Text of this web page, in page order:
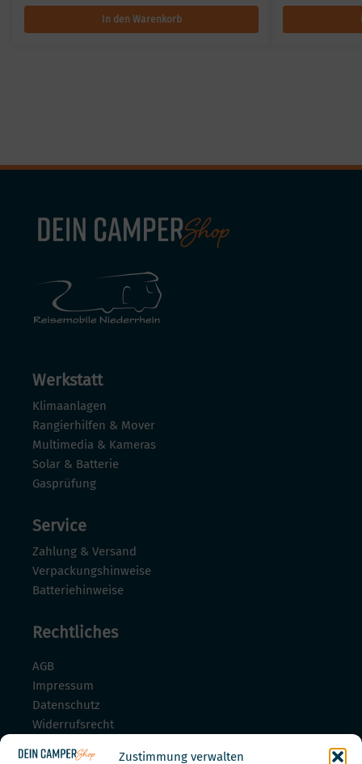
Zustimmung verwalten
In den Warenkorb
Werkstatt
Klimaanlagen
Rangierhilfen & Mover
Multimedia & Kameras
Solar & Batterie
Gasprüfung
Service
Zahlung & Versand
Verpackungshinweise
Batteriehinweise
Rechtliches
AGB
Impressum
Datenschutz
Widerrufsrecht